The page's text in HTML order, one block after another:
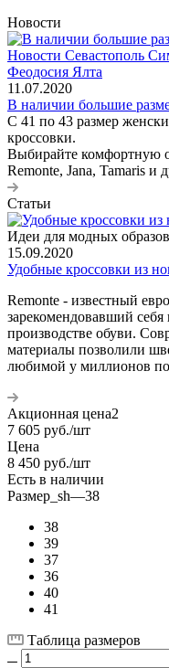
Новости
11.07.2020
В наличии большие
С 41 по 43 размер
кроссовки.
Выбирайте комфортную
Remonte, Jana, Tamaris и
Статьи
Идеи для модных образов
15.09.2020
Удобные кроссовки из
Remonte - известный
зарекомендовавший
производстве обуви.
материалы позволили
любимой у миллионов
Акционная цена2
7 605 руб./шт
Цена
8 450 руб./шт
Есть в наличии
Размер_sh—38
38
39
37
36
40
41
Таблица размеров